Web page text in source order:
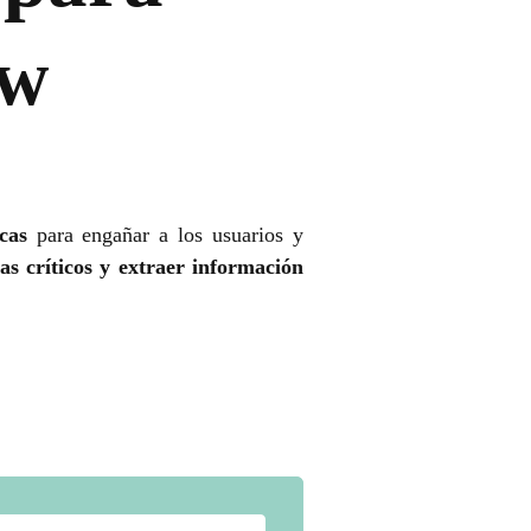
para engañar a los usuarios y
críticos y extraer información